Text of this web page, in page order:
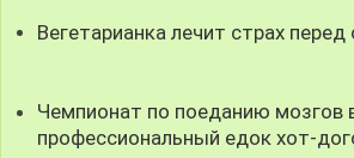
Вегетарианка лечит страх
Чемпионат по поеданию мозгов
профессиональный едок хот-